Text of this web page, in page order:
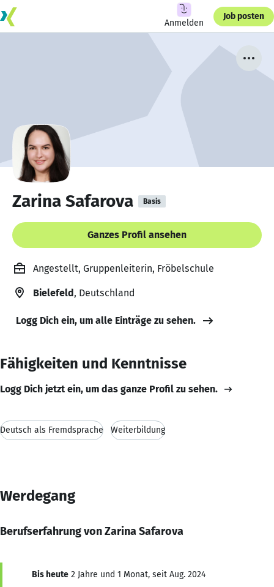
Anmelden
Job posten
Zarina Safarova Basis
Ganzes Profil ansehen
Angestellt, Gruppenleiterin, Fröbelschule
Bielefeld, Deutschland
Logg Dich ein, um alle Einträge zu sehen.
Fähigkeiten und Kenntnisse
Logg Dich jetzt ein, um das ganze Profil zu sehen.
Deutsch als Fremdsprache Weiterbildung
Werdegang
Berufserfahrung von Zarina Safarova
Bis heute 2 Jahre und 1 Monat, seit Aug. 2024